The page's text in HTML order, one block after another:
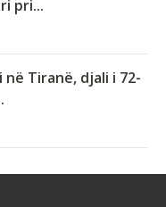
pri...
Tiranë, djali i 72-